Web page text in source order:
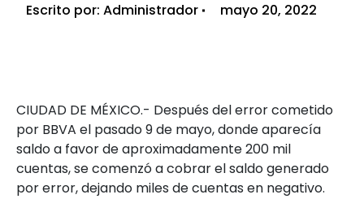
Escrito por: Administrador mayo 20, 2022
CIUDAD DE MÉXICO.- Después del error cometido
por BBVA el pasado 9 de mayo, donde aparecía
saldo a favor de aproximadamente 200 mil
cuentas, se comenzó a cobrar el saldo generado
por error, dejando miles de cuentas en negativo.